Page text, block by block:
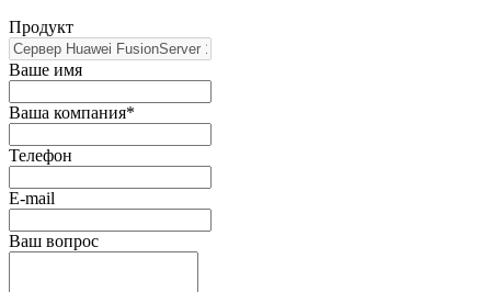
Продукт
Ваше имя
Ваша компания*
Телефон
E-mail
Ваш вопрос